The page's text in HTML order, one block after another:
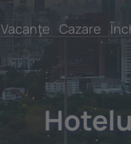
Vacanţe Cazare